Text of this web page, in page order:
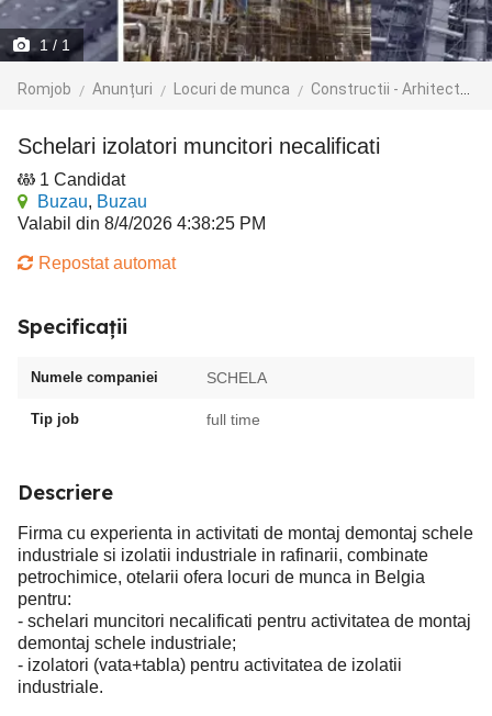
1/ 1
Romjob Anunțuri Locuri de munca Constructii - Arhitectura - Design
Schelari izolatori muncitori necalificati
1 Candidat
Buzau, Buzau
Valabil din 8/4/2026 4:38:25 PM
Repostat automat
Specificații
Numele companiei SCHELA
Tip job full time
Descriere
Firma cu experienta in activitati de montaj demontaj schele
industriale si izolatii industriale in rafinarii, combinate
petrochimice, otelarii ofera locuri de munca in Belgia
pentru:
- schelari muncitori necalificati pentru activitatea de montaj
demontaj schele industriale;
- izolatori (vata+tabla) pentru activitatea de izolatii
industriale.